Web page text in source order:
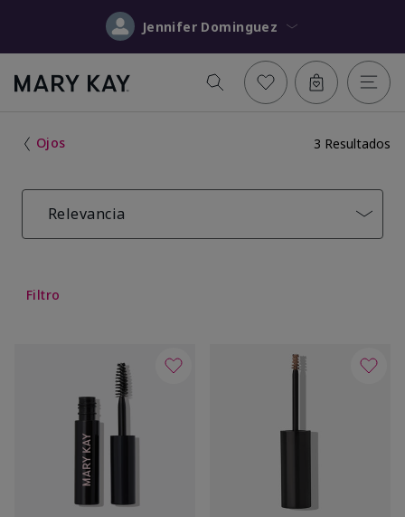
Jennifer Dominguez
Ojos 3 Resultados
Relevancia
Filtro